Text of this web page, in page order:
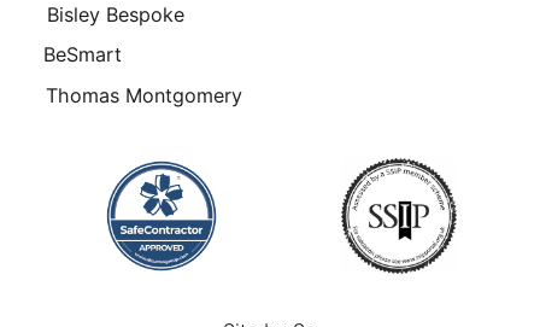
Bisley Bespoke
BeSmart
Thomas Montgomery